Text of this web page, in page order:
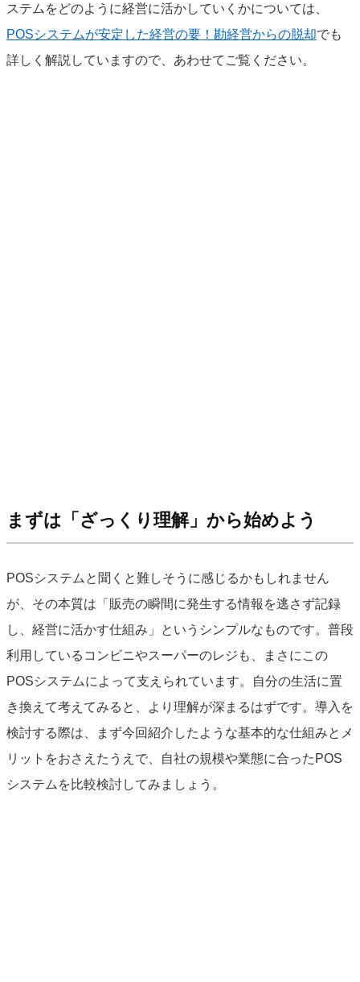
ステムをどのように経営に活かしていくかについては、
POSシステムが安定した経営の要！勘経営からの脱却でも
詳しく解説していますので、あわせてご覧ください。
まずは「ざっくり理解」から始めよう
POSシステムと聞くと難しそうに感じるかもしれません
が、その本質は「販売の瞬間に発生する情報を逃さず記録
し、経営に活かす仕組み」というシンプルなものです。普段
利用しているコンビニやスーパーのレジも、まさにこの
POSシステムによって支えられています。自分の生活に置
き換えて考えてみると、より理解が深まるはずです。導入を
検討する際は、まず今回紹介したような基本的な仕組みとメ
リットをおさえたうえで、自社の規模や業態に合ったPOS
システムを比較検討してみましょう。